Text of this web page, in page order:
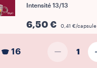
Intensité 13/13
6,50 € 0,41 €/capsule
16 1